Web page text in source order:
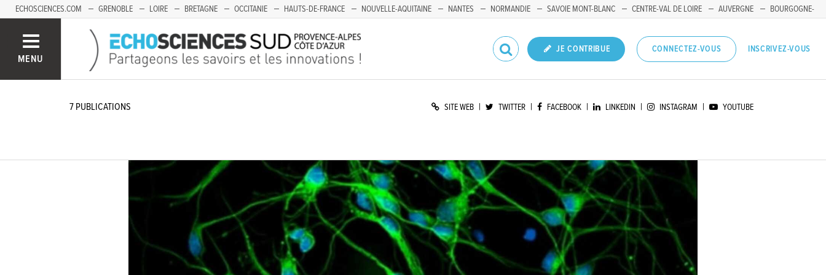
ECHOSCIENCES.COM GRENOBLE LOIRE BRETAGNE OCCITANIE HAUTS-DE-FRANCE NOUVELLE-AQUITAINE NANTES NORMANDIE SAVOIE MONT-BLANC CENTRE-VAL DE LOIRE AUVERGNE
BOURGOGNE-
MENU
JE CONTRIBUE CONNECTEZ-VOUS INSCRIVEZ-VOUS
SITE WEB | TWITTER | FACEBOOK | LINKEDIN | INSTAGRAM | YOUTUBE
7PUBLICATIONS